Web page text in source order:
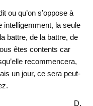
ou qu’on s’oppose à
intelligemment, la seule
battre, de la battre, de
êtes contents car
recommencera,
un jour, ce sera peut-
D.